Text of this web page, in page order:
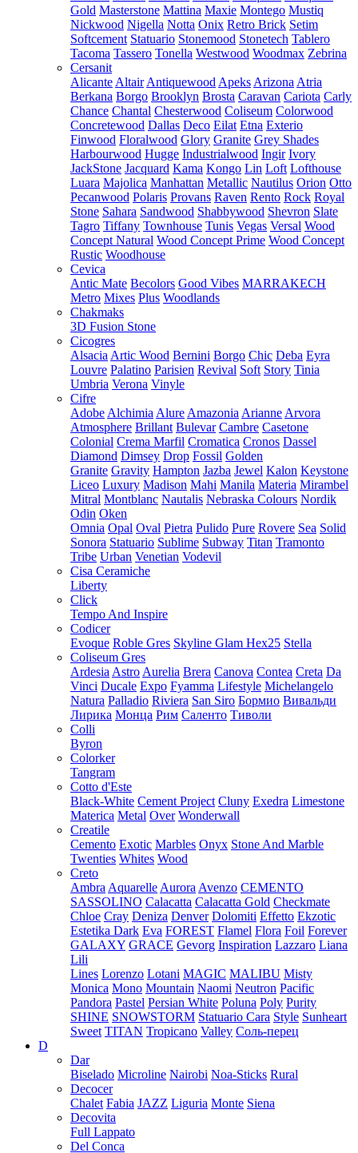
Gold Masterstone Mattina Maxie Montego Mustiq
Nickwood Nigella Notta Onix Retro Brick Setim
Softcement Statuario Stonemood Stonetech Tablero
Tacoma Tassero Tonella Westwood Woodmax Zebrina
Cersanit
Alicante Altair Antiquewood Apeks Arizona Atria
Berkana Borgo Brooklyn Brosta Caravan Cariota Carly
Chance Chantal Chesterwood Coliseum Colorwood
Concretewood Dallas Deco Eilat Etna Exterio
Finwood Floralwood Glory Granite Grey Shades
Harbourwood Hugge Industrialwood Ingir Ivory
JackStone Jacquard Kama Kongo Lin Loft Lofthouse
Luara Majolica Manhattan Metallic Nautilus Orion Otto
Pecanwood Polaris Provans Raven Rento Rock Royal
Stone Sahara Sandwood Shabbywood Shevron Slate
Tagro Tiffany Townhouse Tunis Vegas Versal Wood
Concept Natural Wood Concept Prime Wood Concept
Rustic Woodhouse
Cevica
Antic Mate Becolors Good Vibes MARRAKECH
Metro Mixes Plus Woodlands
Chakmaks
3D Fusion Stone
Cicogres
Alsacia Artic Wood Bernini Borgo Chic Deba Eyra
Louvre Palatino Parisien Revival Soft Story Tinia
Umbria Verona Vinyle
Cifre
Adobe Alchimia Alure Amazonia Arianne Arvora
Atmosphere Brillant Bulevar Cambre Casetone
Colonial Crema Marfil Cromatica Cronos Dassel
Diamond Dimsey Drop Fossil Golden
Granite Gravity Hampton Jazba Jewel Kalon Keystone
Liceo Luxury Madison Mahi Manila Materia Mirambel
Mitral Montblanc Nautalis Nebraska Colours Nordik
Odin Oken
Omnia Opal Oval Pietra Pulido Pure Rovere Sea Solid
Sonora Statuario Sublime Subway Titan Tramonto
Tribe Urban Venetian Vodevil
Cisa Ceramiche
Liberty
Click
Tempo And Inspire
Codicer
Evoque Roble Gres Skyline Glam Hex25 Stella
Coliseum Gres
Ardesia Astro Aurelia Brera Canova Contea Creta Da
Vinci Ducale Expo Fyamma Lifestyle Michelangelo
Natura Palladio Riviera San Siro Бормио Вивальди
Лирика Монца Рим Саленто Тиволи
Colli
Byron
Colorker
Tangram
Cotto d'Este
Black-White Cement Project Cluny Exedra Limestone
Materica Metal Over Wonderwall
Creatile
Cemento Exotic Marbles Onyx Stone And Marble
Twenties Whites Wood
Creto
Ambra Aquarelle Aurora Avenzo CEMENTO
SASSOLINO Calacatta Calacatta Gold Checkmate
Chloe Cray Deniza Denver Dolomiti Effetto Ekzotic
Estetika Dark Eva FOREST Flamel Flora Foil Forever
GALAXY GRACE Gevorg Inspiration Lazzaro Liana
Lili
Lines Lorenzo Lotani MAGIC MALIBU Misty
Monica Mono Mountain Naomi Neutron Pacific
Pandora Pastel Persian White Poluna Poly Purity
SHINE SNOWSTORM Statuario Cara Style Sunheart
Sweet TITAN Tropicano Valley Соль-перец
D
Dar
Biselado Microline Nairobi Noa-Sticks Rural
Decocer
Chalet Fabia JAZZ Liguria Monte Siena
Decovita
Full Lappato
Del Conca